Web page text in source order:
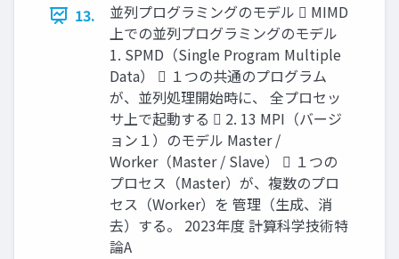
13.
並列プログラミングのモデル  MIMD
上での並列プログラミングのモデル
1. SPMD（Single Program Multiple
Data）  １つの共通のプログラム
が、並列処理開始時に、 全プロセッ
サ上で起動する  2. 13 MPI（バージ
ョン１）のモデル Master /
Worker（Master / Slave）  １つの
プロセス（Master）が、複数のプロ
セス（Worker）を 管理（生成、消
去）する。 2023年度 計算科学技術特
論A